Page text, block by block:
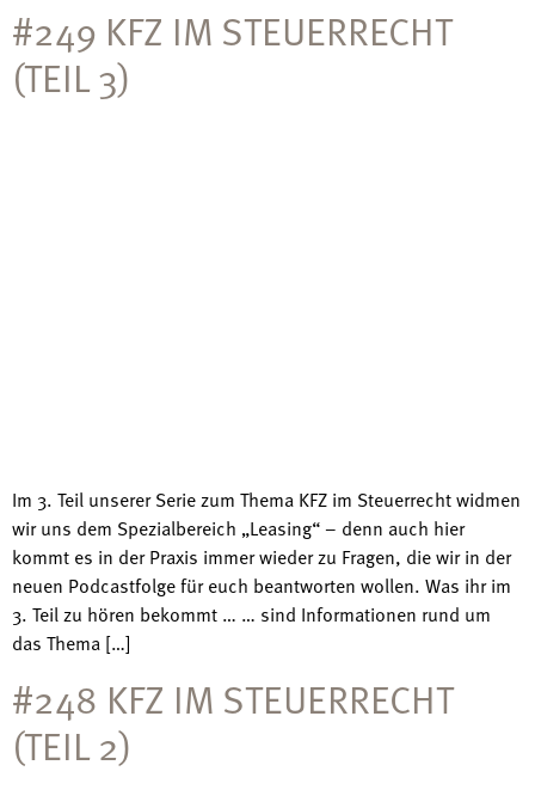
#249 KFZ IM STEUERRECHT
(TEIL 3)
Im 3. Teil unserer Serie zum Thema KFZ im Steuerrecht widmen
wir uns dem Spezialbereich „Leasing“ – denn auch hier
kommt es in der Praxis immer wieder zu Fragen, die wir in der
neuen Podcastfolge für euch beantworten wollen. Was ihr im
3. Teil zu hören bekommt … … sind Informationen rund um
das Thema […]
#248 KFZ IM STEUERRECHT
(TEIL 2)